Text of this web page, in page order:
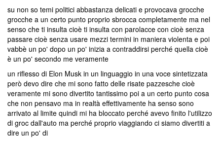
su non so temi politici abbastanza delicati e provocava grocche
grocche a un certo punto proprio sbrocca completamente ma nel
senso che ti insulta cioè ti insulta con parolacce con cioè senza
passare cioè senza usare mezzi termini in maniera violenta e poi
vabbè un po' dopo un po' inizia a contraddirsi perché quella cioè
è un po' secondo me veramente
un riflesso di Elon Musk in un linguaggio in una voce sintetizzata
però devo dire che mi sono fatto delle risate pazzesche cioè
veramente mi sono divertito tantissimo poi a un certo punto cosa
che non pensavo ma in realtà effettivamente ha senso sono
arrivato al limite quindi mi ha bloccato perché avevo finito l'utilizzo
di groc dall'auto ma perché proprio viaggiando ci siamo divertiti a
dire un po' di